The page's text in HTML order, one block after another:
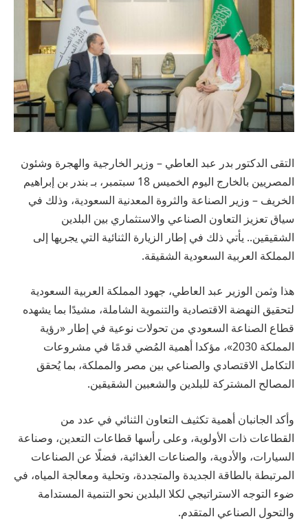
التقى الدكتور بدر عبد العاطي – وزير الخارجية والهجرة وشئون
المصريين بالخارج اليوم الخميس 18 سبتمبر، بـ بندر بن إبراهيم
الخريف – وزير الصناعة والثروة المعدنية السعودية، وذلك في
سياق تعزيز التعاون الصناعي والاستثماري بين البلدين
الشقيقين.. يأتي ذلك في إطار الزيارة الثنائية التي يجريها إلى
المملكة العربية السعودية الشقيقة.
هذا وثمن الوزير عبد العاطي، جهود المملكة العربية السعودية
لتحقيق النهضة الاقتصادية والتنموية الشاملة، مشيدًا بما يشهده
قطاع الصناعة السعودي من تحولات نوعية في إطار «رؤية
المملكة 2030»، مؤكدا أهمية المُضي قدمًا في مشروعات
التكامل الاقتصادي والصناعي بين مصر والمملكة، بما يُحقق
المصالح المشتركة للبلدين والشعبين الشقيقين.
وأكد الجانبان أهمية تكثيف التعاون الثنائي في عدد من
القطاعات ذات الأولوية، وعلى رأسها قطاعات التعدين، وصناعة
السيارات، والأدوية، والصناعات الغذائية، فضلًا عن الصناعات
المرتبطة بالطاقة الجديدة والمتجددة، وتحلية ومعالجة المياه، في
ضوء التوجه الاستراتيجي لكلا البلدين نحو التنمية المستدامة
والتحول الصناعي المتقدم.